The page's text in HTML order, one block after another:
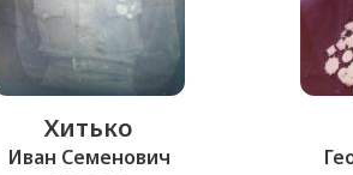
Хитько
Иван Семенович